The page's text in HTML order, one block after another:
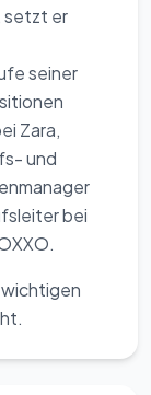
setzt er
seiner
Zara,
und
bei
wichtigen